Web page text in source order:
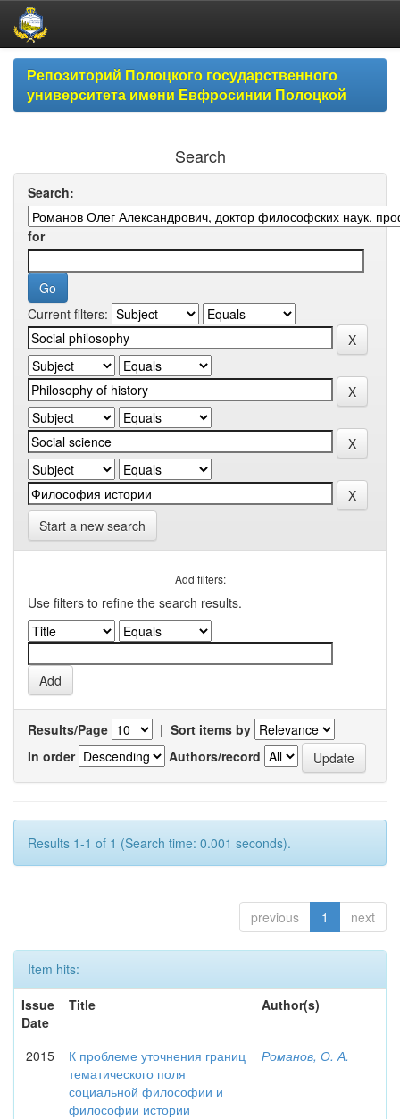
Skip
navigationРепозиторий Полоцкого государственного
университета имени Евфросинии Полоцкой
Search
Search:
for
Current filters:
Start a new search
Add filters:
Use filters to refine the search results.
Results/Page | Sort items by
In order
Authors/record
Results 1-1 of 1 (Search time: 0.001 seconds).
previous 1 next
Item hits:
Issue
Date
Title Author(s)
2015
К проблеме уточнения границ
тематического поля
социальной философии и
философии истории
Романов, О. А.